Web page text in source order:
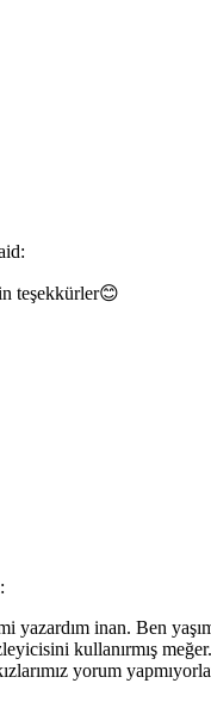
teşekkürler😊
inan. Ben
kullanırmış meğer.
yorum